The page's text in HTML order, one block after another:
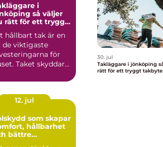
i
så väljer
rätt för ett tryggt
hållbart tak är en
de viktigaste
för
Taket skyddar
12. jul
som skapar
hållbarhet
bättre
30. jul
Takläggare i jönköping så väljer du
rätt för ett tryggt takbyte